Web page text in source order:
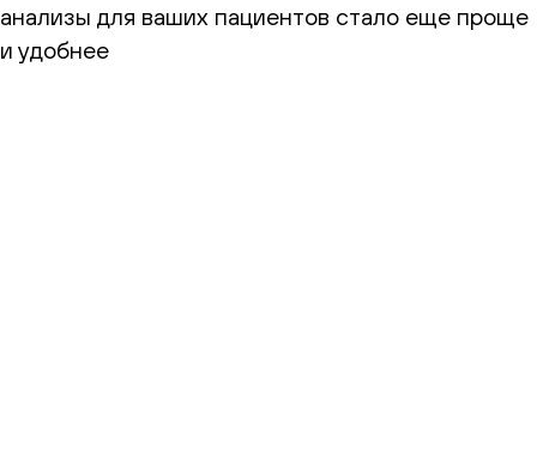
анализы для ваших пациентов стало еще проще
и удобнее